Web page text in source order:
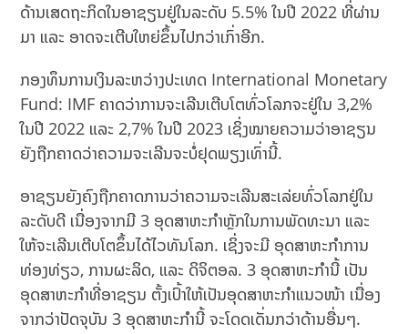
ດ້ານເສດຖະກິດໃນອາຊຽນຢູ່ໃນລະດັບ 5.5% ໃນປີ 2022 ທີ່ຜ່ານ
ມາ ແລະ ອາດຈະເຕີບໃຫຍ່ຂຶ້ນໄປກວ່າເກົ່າອີກ.
ກອງທຶນການເງິນລະຫວ່າງປະເທດ International Monetary
Fund: IMF ຄາດວ່າການຈະເລີນເຕີບໂຕທົ່ວໂລກຈະຢູ່ໃນ 3,2%
ໃນປີ 2022 ແລະ 2,7% ໃນປີ 2023 ເຊິ່ງໝາຍຄວາມວ່າອາຊຽນ
ຍັງຖືກຄາດວ່າຄວາມຈະເລີນຈະບໍ່ຢຸດພຽງເທົ່ານີ້.
ອາຊຽນຍັງຄົງຖືກຄາດການວ່າຄວາມຈະເລີນສະເລ່ຍທົ່ວໂລກຢູ່ໃນ
ລະດັບດີ ເນື່ອງຈາກມີ 3 ອຸດສາຫະກຳຫຼັກໃນການພັດທະນາ ແລະ
ໃຫ້ຈະເລີນເຕີບໂຕຂຶ້ນໄດ້ໄວທັນໂລກ. ເຊິ່ງຈະມີ ອຸດສາຫະກຳການ
ທ່ອງທ່ຽວ, ການຜະລິດ, ແລະ ດິຈິຕອລ. 3 ອຸດສາຫະກຳນີ້ ເປັນ
ອຸດສາຫະກຳທີ່ອາຊຽນ ຕັ້ງເປົ້າໃຫ້ເປັນອຸດສາຫະກຳແນວໜ້າ ເນື່ອງ
ຈາກວ່າປັດຈຸບັນ 3 ອຸດສາຫະກຳນີ້ ຈະໂດດເດັ່ນກວ່າດ້ານອື່ນໆ.